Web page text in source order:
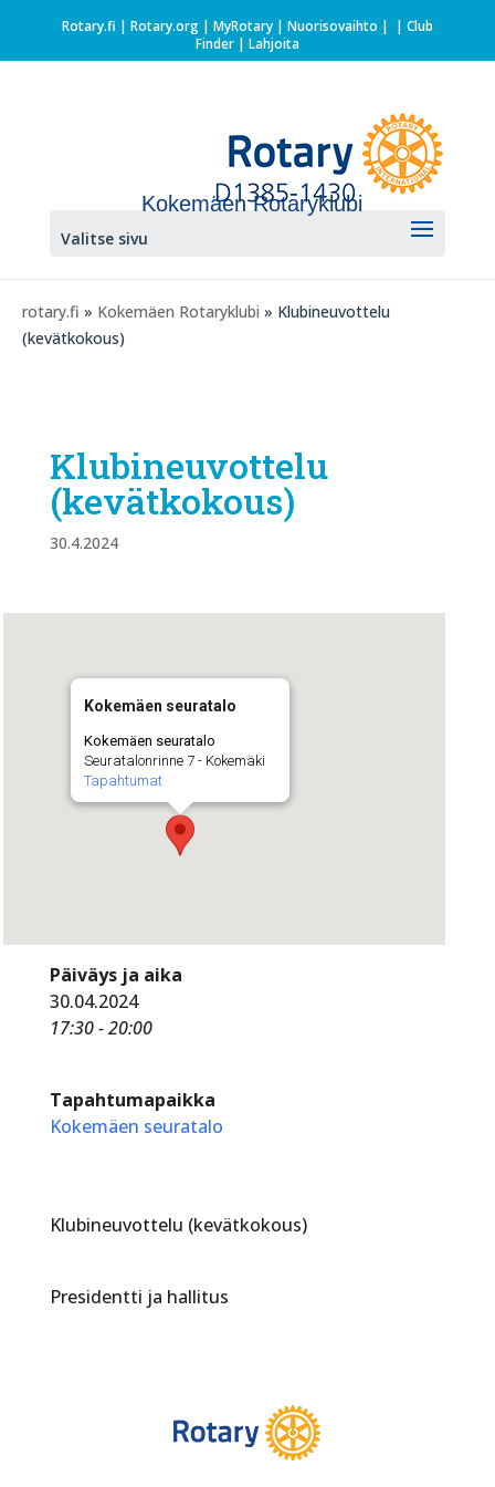
Rotary.fi | Rotary.org| MyRotary | Nuorisovaihto | | Club
Finder| Lahjoita
Kokemäen Rotaryklubi
Valitse sivu
rotary.fi » Kokemäen Rotaryklubi » Klubineuvottelu
(kevätkokous)
Klubineuvottelu
(kevätkokous)
30.4.2024
Kokemäen seuratalo
Kokemäen seuratalo
Seuratalonrinne 7 - Kokemäki
Tapahtumat
Päiväys ja aika
30.04.2024
17:30 - 20:00
Tapahtumapaikka
Kokemäen seuratalo
Klubineuvottelu (kevätkokous)
Presidentti ja hallitus